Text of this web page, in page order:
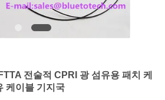
전술적 CPRI 광 섬유용 패치 케
케이블 기지국